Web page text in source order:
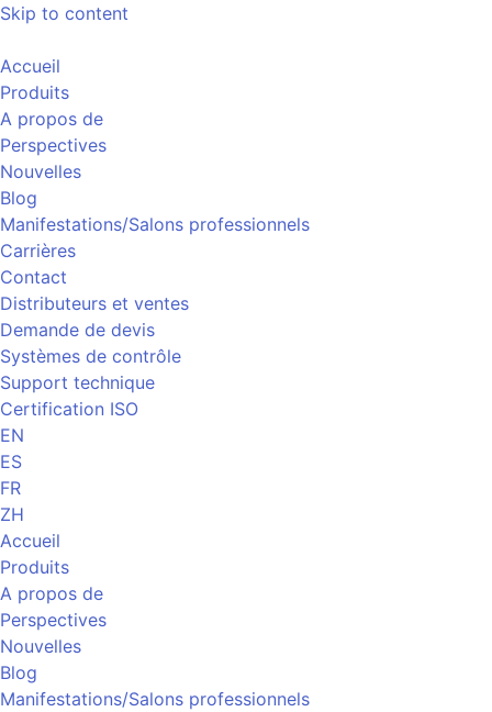
Skip to content
Accueil
Produits
A propos de
Perspectives
Nouvelles
Blog
Manifestations/Salons professionnels
Carrières
Contact
Distributeurs et ventes
Demande de devis
Systèmes de contrôle
Support technique
Certification ISO
EN
ES
FR
ZH
Accueil
Produits
A propos de
Perspectives
Nouvelles
Blog
Manifestations/Salons professionnels